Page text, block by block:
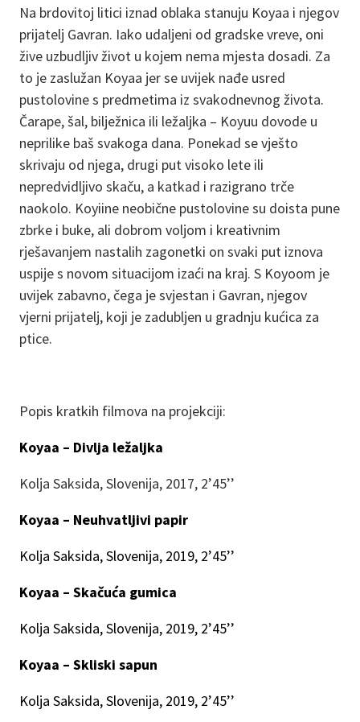
Na brdovitoj litici iznad oblaka stanuju Koyaa i njegov
prijatelj Gavran. Iako udaljeni od gradske vreve, oni
žive uzbudljiv život u kojem nema mjesta dosadi. Za
to je zaslužan Koyaa jer se uvijek nađe usred
pustolovine s predmetima iz svakodnevnog života.
Čarape, šal, bilježnica ili ležaljka – Koyuu dovode u
neprilike baš svakoga dana. Ponekad se vješto
skrivaju od njega, drugi put visoko lete ili
nepredvidljivo skaču, a katkad i razigrano trče
naokolo. Koyiine neobične pustolovine su doista pune
zbrke i buke, ali dobrom voljom i kreativnim
rješavanjem nastalih zagonetki on svaki put iznova
uspije s novom situacijom izaći na kraj. S Koyoom je
uvijek zabavno, čega je svjestan i Gavran, njegov
vjerni prijatelj, koji je zadubljen u gradnju kućica za
ptice.
Popis kratkih filmova na projekciji:
Koyaa – Divlja ležaljka
Kolja Saksida, Slovenija, 2017, 2’45’’
Koyaa – Neuhvatljivi papir
Kolja Saksida, Slovenija, 2019, 2’45’’
Koyaa – Skačuća gumica
Kolja Saksida, Slovenija, 2019, 2’45’’
Koyaa – Skliski sapun
Kolja Saksida, Slovenija, 2019, 2’45’’